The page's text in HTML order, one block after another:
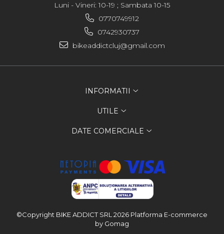
Luni - Vineri: 10-19 ; Sambata 10-15
0770749912
0742930737
bikeaddictcluj@gmail.com
INFORMATII
UTILE
DATE COMERCIALE
©Copyright BIKE ADDICT SRL 2026 Platforma E-commerce
by Gomag